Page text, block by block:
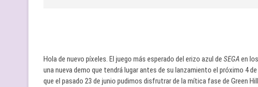
Hola de nuevo píxeles. El juego más esperado del erizo azul de SEGAen
una nueva demo que tendrá lugar antes de su lanzamiento el próximo 4
que el pasado 23 de junio pudimos disfrutrar de la mítica fase de Green